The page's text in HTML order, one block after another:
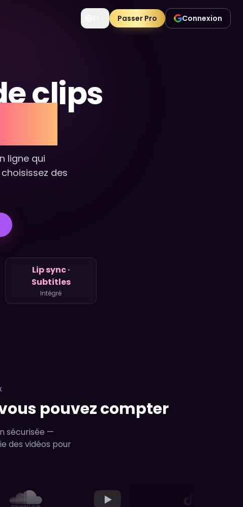
Passer Pro Connexion
clips
ligne qui
des
Lip sync ·
Subtitles
Intégré
pouvez compter
sécurisée —
des vidéos pour